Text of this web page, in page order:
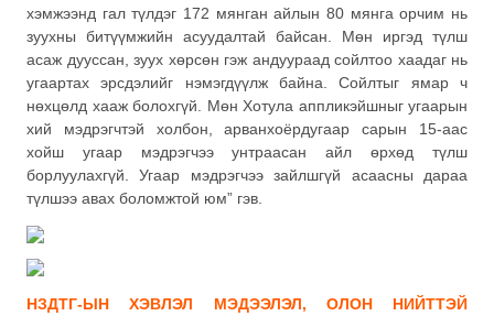
хэмжээнд гал түлдэг 172 мянган айлын 80 мянга орчим нь
зуухны битүүмжийн асуудалтай байсан. Мөн иргэд түлш
асаж дууссан, зуух хөрсөн гэж андуураад сойлтоо хаадаг нь
угаартах эрсдэлийг нэмэгдүүлж байна. Сойлтыг ямар ч
нөхцөлд хааж болохгүй. Мөн Хотула аппликэйшныг угаарын
хий мэдрэгчтэй холбон, арванхоёрдугаар сарын 15-аас
хойш угаар мэдрэгчээ унтраасан айл өрхөд түлш
борлуулахгүй. Угаар мэдрэгчээ зайлшгүй асаасны дараа
түлшээ авах боломжтой юм” гэв.
НЗДТГ-ЫН ХЭВЛЭЛ МЭДЭЭЛЭЛ, ОЛОН НИЙТТЭЙ